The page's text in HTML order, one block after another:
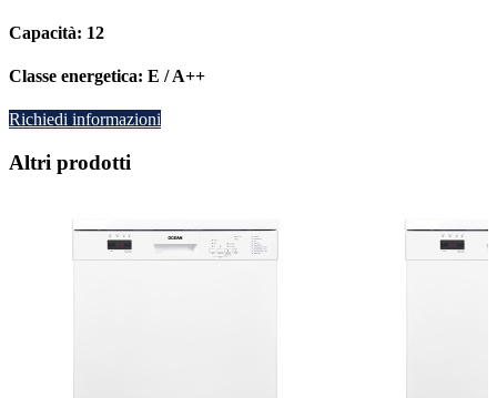
Capacità: 12
Classe energetica: E / A++
Richiedi informazioni
Altri prodotti